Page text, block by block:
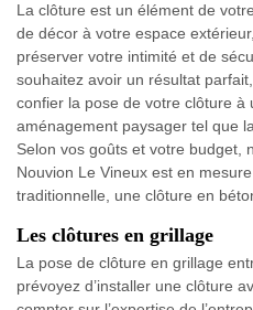
La clôture est un élément de
de décor à votre espace
préserver votre intimité et de
souhaitez avoir un résultat
confier la pose de votre clôture à
aménagement paysager tel que
Selon vos goûts et votre budget,
Nouvion Le Vineux est en
traditionnelle, une clôture en
Les clôtures en grillage
La pose de clôture en grillage
prévoyez d’installer une clôture